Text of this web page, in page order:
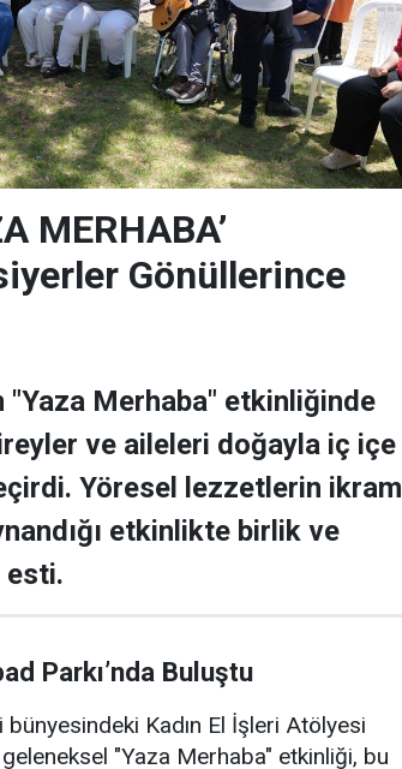
MERHABA’
Gönüllerince
"Yaza Merhaba" etkinliğinde
ve aileleri doğayla iç içe
Yöresel lezzetlerin ikram
etkinlikte birlik ve
esti.
Parkı’nda Buluştu
Kadın El İşleri Atölyesi
"Yaza Merhaba" etkinliği, bu